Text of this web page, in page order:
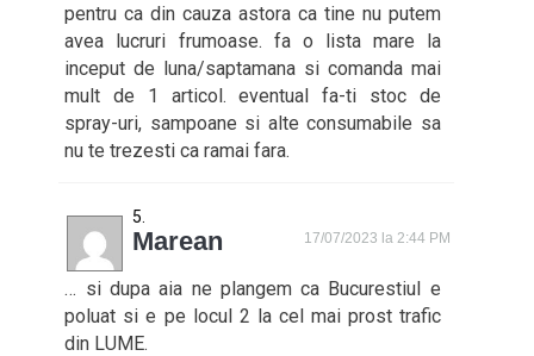
pentru ca din cauza astora ca tine nu putem
avea lucruri frumoase. fa o lista mare la
inceput de luna/saptamana si comanda mai
mult de 1 articol. eventual fa-ti stoc de
spray-uri, sampoane si alte consumabile sa
nu te trezesti ca ramai fara.
Marean 17/07/2023 la 2:44 PM
… si dupa aia ne plangem ca Bucurestiul e
poluat si e pe locul 2 la cel mai prost trafic
din LUME.